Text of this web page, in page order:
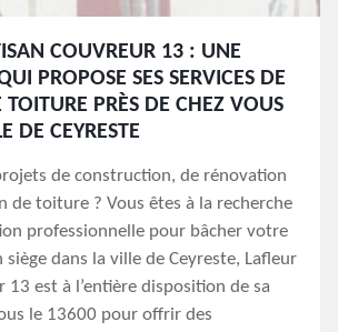
COUVREUR 13 : UNE
PROPOSE SES SERVICES DE
PRÈS DE CHEZ VOUS
DE CEYRESTE
de construction, de rénovation
de toiture ? Vous êtes à la recherche
professionnelle pour bâcher votre
dans la ville de Ceyreste, Lafleur
13 est à l’entière disposition de sa
le 13600 pour offrir des